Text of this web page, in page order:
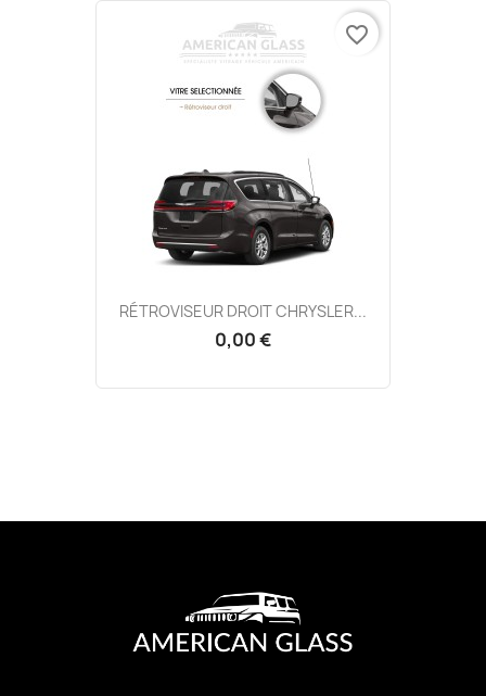
RÉTROVISEUR DROIT CHRYSLER...
0,00 €
favorite_border